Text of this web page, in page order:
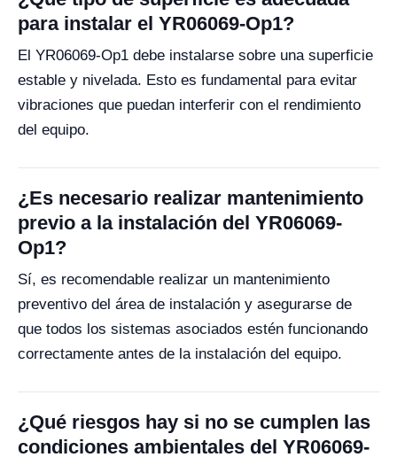
para instalar el YR06069-Op1?
El YR06069-Op1 debe instalarse sobre una superficie
estable y nivelada. Esto es fundamental para evitar
vibraciones que puedan interferir con el rendimiento
del equipo.
¿Es necesario realizar mantenimiento
previo a la instalación del YR06069-
Op1?
Sí, es recomendable realizar un mantenimiento
preventivo del área de instalación y asegurarse de
que todos los sistemas asociados estén funcionando
correctamente antes de la instalación del equipo.
¿Qué riesgos hay si no se cumplen las
condiciones ambientales del YR06069-